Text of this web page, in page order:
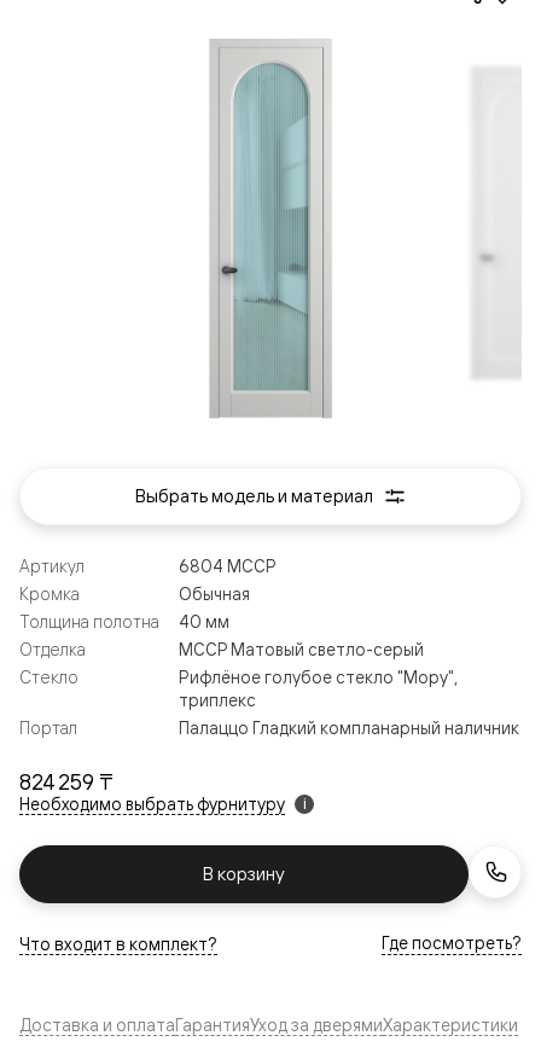
824 259 ₸
Необходимо выбрать фурнитуру i
В корзину
Артикул
6804 МССР
Кромка
Обычная
Толщина полотна
40 мм
Отделка
МССР Матовый светло-серый
Стекло
Рифлёное голубое стекло "Мору",
триплекс
Портал
Палаццо Гладкий компланарный наличник
Что входит в комплект? Где посмотреть?
Выбрать модель и материал
Доставка и оплатаГарантияУход за дверямиХарактеристики